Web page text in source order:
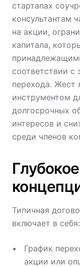
стартапах
консультантам
на акции,
капитала,
соответствии с
перехода. Жест
инструментом
долгосрочных
интересов и
среди членов
Типичная
включает в себя:
График
акции или